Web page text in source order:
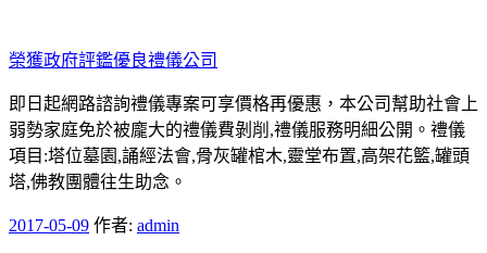
至
主
要
內
容
榮獲政府評鑑優良禮儀公司
即日起網路諮詢禮儀專案可享價格再優惠，本公司幫助社會上
弱勢家庭免於被龐大的禮儀費剝削,禮儀服務明細公開。禮儀
項目:塔位墓園,誦經法會,骨灰罐棺木,靈堂布置,高架花籃,罐頭
塔,佛教團體往生助念。
發
2017-05-09 作者: admin